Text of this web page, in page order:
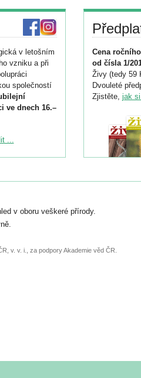
v letošním
vzniku a při
společností
ve dnech 16.–
září.
nebo
...
Cena
od čísla 1/
Živy (tedy 59
Dvouleté
Zjistěte, jak
v oboru veškeré přírody.
v. v. i., za podpory Akademie věd ČR.